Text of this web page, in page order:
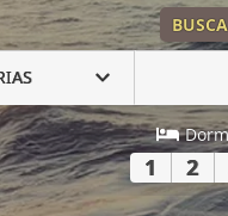
1 2